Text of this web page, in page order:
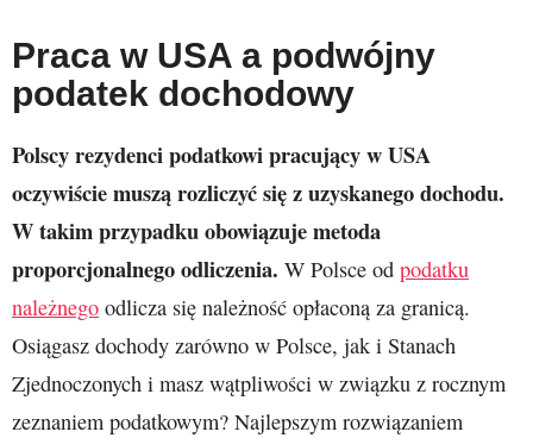
Praca w USA a podwójny
podatek dochodowy
Polscy rezydenci podatkowi pracujący w USA
oczywiście muszą rozliczyć się z uzyskanego dochodu.
W takim przypadku obowiązuje metoda
proporcjonalnego odliczenia. W Polsce od podatku
należnego odlicza się należność opłaconą za granicą.
Osiągasz dochody zarówno w Polsce, jak i Stanach
Zjednoczonych i masz wątpliwości w związku z rocznym
zeznaniem podatkowym? Najlepszym rozwiązaniem